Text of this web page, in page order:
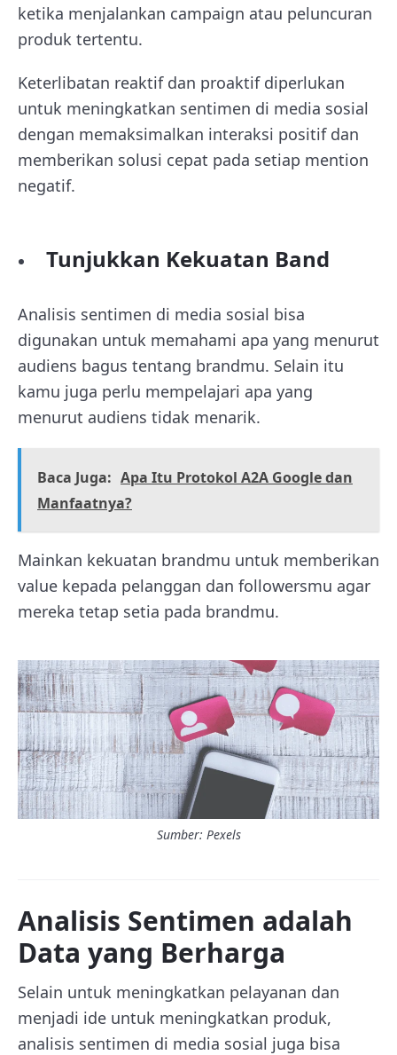
ketika menjalankan campaign atau peluncuran
produk tertentu.
Keterlibatan reaktif dan proaktif diperlukan
untuk meningkatkan sentimen di media sosial
dengan memaksimalkan interaksi positif dan
memberikan solusi cepat pada setiap mention
negatif.
Tunjukkan Kekuatan Band
Analisis sentimen di media sosial bisa
digunakan untuk memahami apa yang menurut
audiens bagus tentang brandmu. Selain itu
kamu juga perlu mempelajari apa yang
menurut audiens tidak menarik.
Baca Juga: Apa Itu Protokol A2A Google dan
Manfaatnya?
Mainkan kekuatan brandmu untuk memberikan
value kepada pelanggan dan followersmu agar
mereka tetap setia pada brandmu.
Sumber: Pexels
Analisis Sentimen adalah
Data yang Berharga
Selain untuk meningkatkan pelayanan dan
menjadi ide untuk meningkatkan produk,
analisis sentimen di media sosial juga bisa